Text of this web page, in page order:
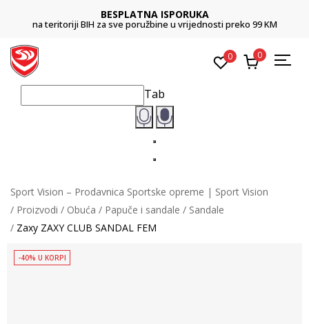
BESPLATNA ISPORUKA
na teritoriji BIH za sve poružbine u vrijednosti preko 99 KM
0 0
Tab
Sport Vision – Prodavnica Sportske opreme | Sport Vision
Proizvodi
Obuća Papuče i sandale
Sandale
Zaxy ZAXY CLUB SANDAL FEM
-40% U KORPI